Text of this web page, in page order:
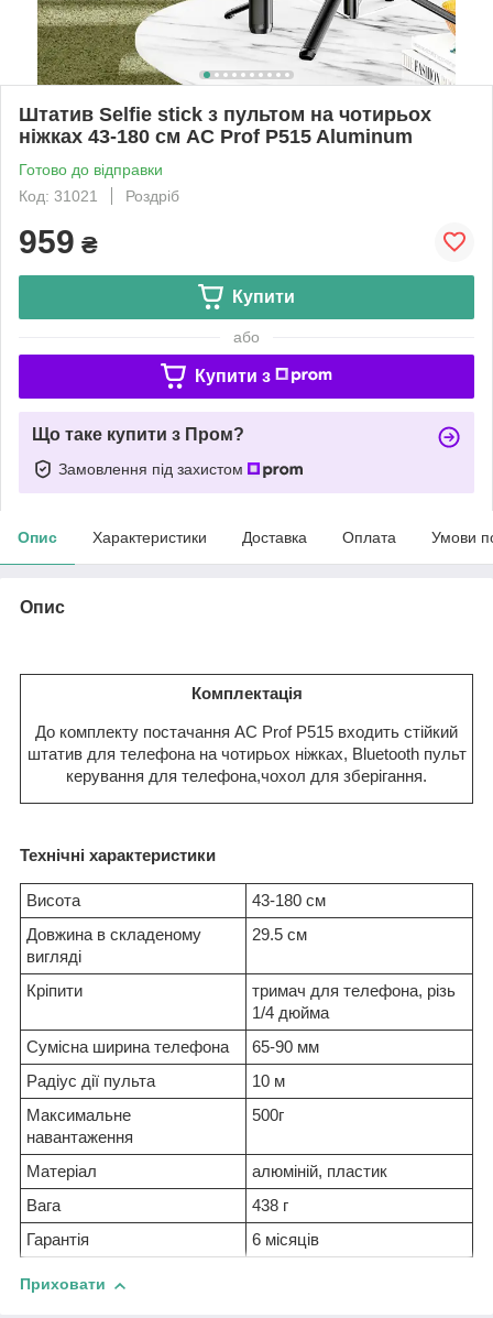
Штатив Selfie stick з пультом на чотирьох
ніжках 43-180 см AC Prof P515 Aluminum
Готово до відправки
Код: 31021
Роздріб
959 ₴
Купити
або
Купити з
Що таке купити з Пром?
Замовлення під захистом
Опис Характеристики Доставка Оплата Умови
Опис
Комплектація
До комплекту постачання AC Prof P515 входить стійкий
штатив для телефона на чотирьох ніжках, Bluetooth пульт
керування для телефона,чохол для зберігання.
Технічні характеристики
Висота
43-180 см
Довжина в складеному
вигляді
29.5 см
Кріпити
тримач для телефона, різь
1/4 дюйма
Сумісна ширина телефона
65-90 мм
Радіус дії пульта
10 м
Максимальне
навантаження
500г
Матеріал
алюміній, пластик
Вага
438 г
Гарантія
6 місяців
Приховати